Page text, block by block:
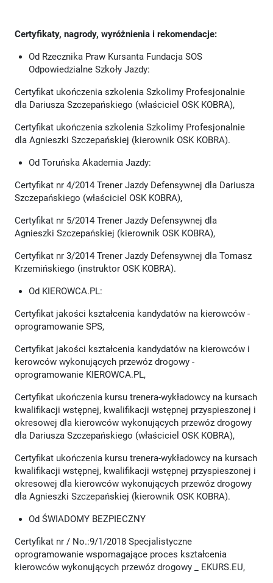
Certyfikaty, nagrody, wyróżnienia i rekomendacje:
Od Rzecznika Praw Kursanta Fundacja SOS
Odpowiedzialne Szkoły Jazdy:
Certyfikat ukończenia szkolenia Szkolimy Profesjonalnie
dla Dariusza Szczepańskiego (właściciel OSK KOBRA),
Certyfikat ukończenia szkolenia Szkolimy Profesjonalnie
dla Agnieszki Szczepańskiej (kierownik OSK KOBRA).
Od Toruńska Akademia Jazdy:
Certyfikat nr 4/2014 Trener Jazdy Defensywnej dla Dariusza
Szczepańskiego (właściciel OSK KOBRA),
Certyfikat nr 5/2014 Trener Jazdy Defensywnej dla
Agnieszki Szczepańskiej (kierownik OSK KOBRA),
Certyfikat nr 3/2014 Trener Jazdy Defensywnej dla Tomasz
Krzemińskiego (instruktor OSK KOBRA).
Od KIEROWCA.PL:
Certyfikat jakości kształcenia kandydatów na kierowców -
oprogramowanie SPS,
Certyfikat jakości kształcenia kandydatów na kierowców i
kerowców wykonujących przewóz drogowy -
oprogramowanie KIEROWCA.PL,
Certyfikat ukończenia kursu trenera-wykładowcy na kursach
kwalifikacji wstępnej, kwalifikacji wstępnej przyspieszonej i
okresowej dla kierowców wykonujących przewóz drogowy
dla Dariusza Szczepańskiego (właściciel OSK KOBRA),
Certyfikat ukończenia kursu trenera-wykładowcy na kursach
kwalifikacji wstępnej, kwalifikacji wstępnej przyspieszonej i
okresowej dla kierowców wykonujących przewóz drogowy
dla Agnieszki Szczepańskiej (kierownik OSK KOBRA).
Od ŚWIADOMY BEZPIECZNY
Certyfikat nr / No.:9/1/2018 Specjalistyczne
oprogramowanie wspomagające proces kształcenia
kierowców wykonujących przewóz drogowy _ EKURS.EU,